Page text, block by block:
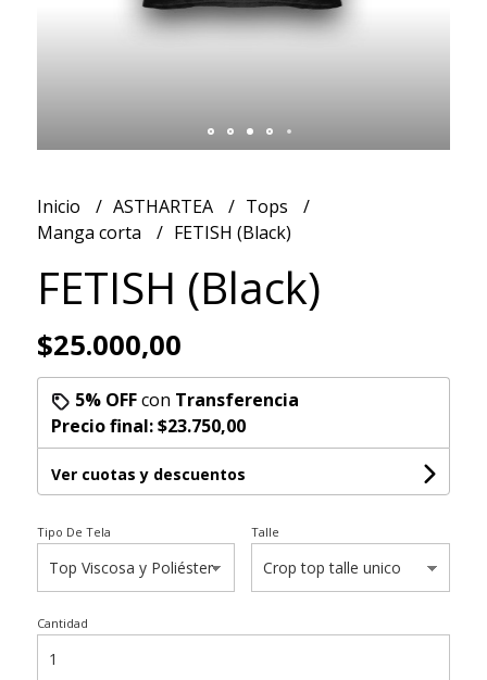
Inicio ASTHARTEA
Tops
Manga corta
FETISH (Black)
FETISH (Black)
$25.000,00
5% OFFcon Transferencia
Precio final:$23.750,00
Ver cuotas y descuentos
Tipo De Tela Talle
Cantidad